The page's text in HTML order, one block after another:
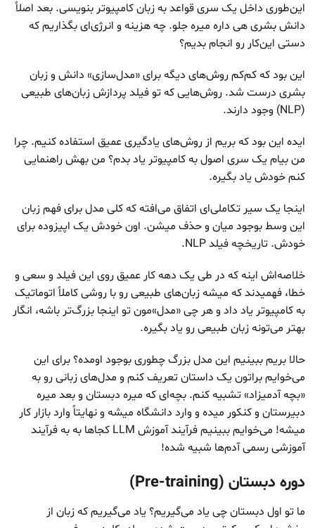
این‌طوری داخل یک سری قواعد به زبان کامپیوتر بنویسی. بعد اصلاً
دانش بشری هی داره میره جلو. چه هزینه و انرژی‌ای بگذاریم که
دستی این‌کار رو انجام بدیم؟
این بود که کم‌کم روش‌های دیگه برای «مدل‌سازی» دانش و زبان
بشری درست شد. روش‌هایی که تو فیلد پردازش زبان‌های طبیعی
(NLP) وجود دارند.
ایده این بود که بریم از روش‌های یادگیری عمیق استفاده کنیم. چرا
من بیام یک سری اصول به کامپیوتر یاد بدم؟ من بهش راهنمایی
کنم خودش یاد بگیره.
اینجا یک سیر تکاملی‌ای اتفاق می‌افته که کلی مدل برای فهم زبان
این وسط بوجود میان و حذف میشن. اون خودش یک اپیزوده برای
خودش. تاریخچه فیلد NLP.
خلاصه‌اش اینه که در طی یک دهه کار عمیق روی این فیلد و سعی و
خطا، فهمیدند که میشه زبان‌های طبیعی رو با روشی کاملاً اتوماتیک
به کامپیوتر یاد داد و هر چی «مدل‌»مون تو اینجا بزرگ‌تر باشه، انگار
بهتر می‌تونه زبان طبیعی رو یاد بگیره.
حالا بریم ببینیم این مدل بزرگ چطوری بوجود اومده؟ برای این
می‌خوایم براتون یک داستان تعریف کنم و مدل‌های زبانی رو به
«بچه آدمیزاد» تشبیه کنم. بچه‌ای که میره دبستان و بعد میره
دبیرستان و کنکور میده و وارد دانشگاه میشه و نهایتاً وارد بازار کار
میشه! می‌خوایم ببینیم فرآیند آموزش LLM کجاها به به فرآیند
آموزشی رسمی آدم‌ها شبیه شده!
دوره دبستان (Pre-training)
ما تو اول دبستان چی یاد می‌گیریم؟ یاد می‌گیریم که زبان از